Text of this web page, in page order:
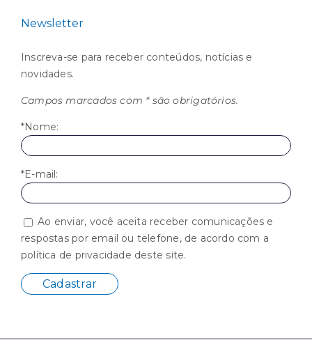
Newsletter
Inscreva-se para receber conteúdos, notícias e
novidades.
Campos marcados com * são obrigatórios.
*Nome:
*E-mail:
Ao enviar, você aceita receber comunicações e
respostas por email ou telefone, de acordo com a
política de privacidade deste site.